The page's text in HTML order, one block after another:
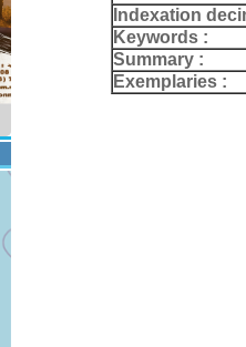
Indexation
Keywords :
Summary :
Exemplaries :